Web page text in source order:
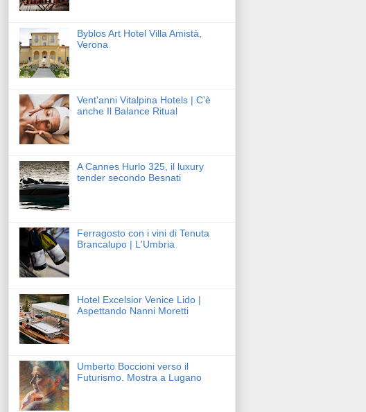
Byblos Art Hotel Villa Amistà,
Verona
Vent'anni Vitalpina Hotels | C'è
anche Il Balance Ritual
A Cannes Hurlo 325, il luxury
tender secondo Besnati
Ferragosto con i vini di Tenuta
Brancalupo | L'Umbria
Hotel Excelsior Venice Lido |
Aspettando Nanni Moretti
Umberto Boccioni verso il
Futurismo. Mostra a Lugano